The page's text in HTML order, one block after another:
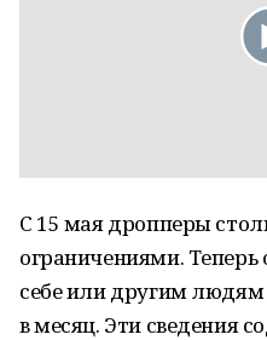
С 15 мая дропперы
ограничениями. Теперь
себе или другим людям
в месяц. Эти сведения